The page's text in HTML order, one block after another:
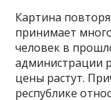
Картина
принимает
человек в
администрации
цены растут.
республике